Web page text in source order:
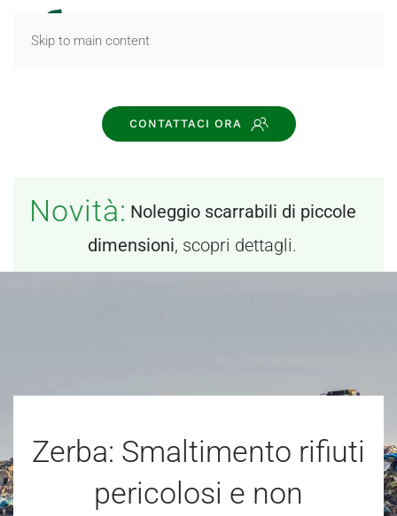
Skip to main content
CONTATTACI ORA
Novità: Noleggio scarrabili di piccole
dimensioni, scopri dettagli.
Zerba: Smaltimento rifiuti
pericolosi e non